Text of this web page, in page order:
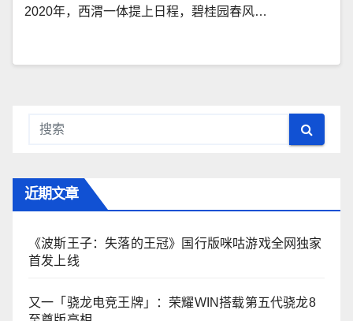
2020年，西渭一体提上日程，碧桂园春风…
近期文章
《波斯王子：失落的王冠》国行版咪咕游戏全网独家
首发上线
又一「骁龙电竞王牌」：荣耀WIN搭载第五代骁龙8